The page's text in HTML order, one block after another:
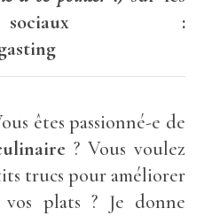
:
êtes passionné-e de
? Vous voulez
trucs pour améliorer
plats ? Je donne